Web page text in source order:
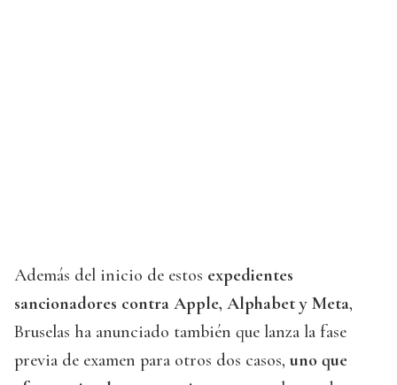
Además del inicio de estos expedientes
sancionadores contra Apple, Alphabet y Meta,
Bruselas ha anunciado también que lanza la fase
previa de examen para otros dos casos, uno que